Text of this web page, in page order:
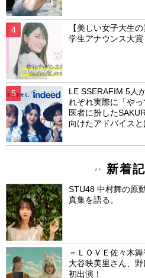
【美しい女子大生
学生アナウンス大
LE SSERAFIM 5人
れぞれ実際に「やっ
医者に扮した
向けたアドバイスと
新着
STU48 中村舞の原
真集を語る。
＝ＬＯＶＥ佐々木
大谷映美里さん、
初出演！